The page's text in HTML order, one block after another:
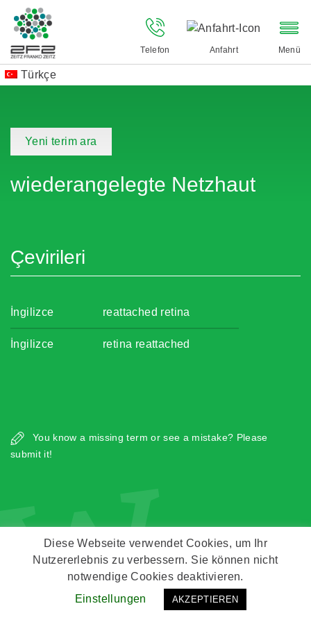
Menü
Telefon Anfahrt
Türkçe
Yeni terim ara
wiederangelegte Netzhaut
Çevirileri
İngilizce reattached retina
İngilizce retina reattached
You know a missing term or see a mistake? Please
submit it!
Copyright © Zeitz Franko Zeitz
Impressum Datenschutz
Diese Webseite verwendet Cookies, um Ihr
Nutzererlebnis zu verbessern. Sie können nicht
notwendige Cookies deaktivieren.
Einstellungen
AKZEPTIEREN